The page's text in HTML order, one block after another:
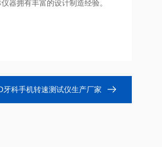
器拥有丰富的设计制造经验。
牙科手机转速测试仪生产厂家